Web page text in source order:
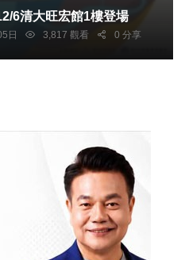
竹市資源循環成果展 12/6清大旺宏館1樓登場
日 3,817 觀看 0 分享